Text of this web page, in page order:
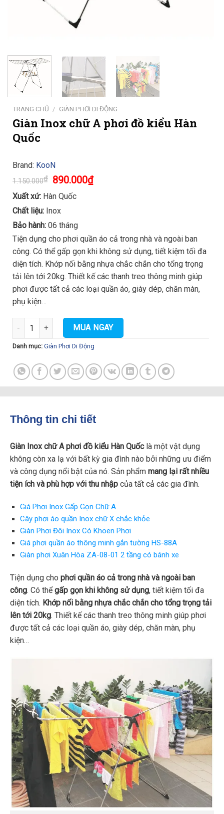
TRANG CHỦ / GIÀN PHƠI DI ĐỘNG
Giàn Inox chữ A phơi đồ kiểu Hàn
Quốc
Brand: KooN
1.150.000₫ Original
price
was:
1.150.000₫.
890.000₫Current
price
Xuất xứ: Hàn Quốc
Chất liệu: Inox
Bảo hành: 06 tháng
Tiện dụng cho phơi quần áo cả trong nhà và ngoài ban
công. Có thể gấp gọn khi không sử dụng, tiết kiệm tối đa
diện tích. Khớp nối bằng nhựa chắc chắn cho tổng trọng
tải lên tới 20kg. Thiết kế các thanh treo thông minh giúp
phơi được tất cả các loại quần áo, giày dép, chăn màn,
phụ kiện…
Giàn Inox chữ A phơi đồ kiểu Hàn Quốc số lượng
MUA NGAY
Danh mục: Giàn Phơi Di Động
Thông tin chi tiết
Giàn Inox chữ A phơi đồ kiểu Hàn Quốclà một vật dụng
không còn xa lạ với bất kỳ gia đình nào bởi những ưu điểm
và công dụng nổi bật của nó. Sản phẩm mang lại rất nhiều
tiện ích và phù hợp với thu nhập của tất cả các gia đình.
Giá Phơi Inox Gấp Gọn Chữ A
Cây phơi áo quần Inox chữ X chắc khỏe
Giàn Phơi Đôi Inox Có Khoen Phơi
Giá phơi quần áo thông minh gắn tường HS-88A
Giàn phơi Xuân Hòa ZA-08-01 2 tầng có bánh xe
Tiện dụng cho phơi quần áo cả trong nhà và ngoài ban
công. Có thểgấp gọn khi không sử dụng, tiết kiệm tối đa
diện tích. Khớp nối bằng nhựa chắc chắn cho tổng trọng tải
lên tới 20kg. Thiết kế các thanh treo thông minh giúp phơi
được tất cả các loại quần áo, giày dép, chăn màn, phụ
kiện…